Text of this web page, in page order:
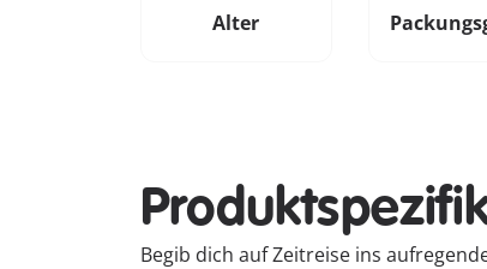
Alter
Begib dich auf Zeitreise ins